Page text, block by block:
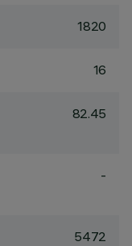
1820
16
82.45
-
5472